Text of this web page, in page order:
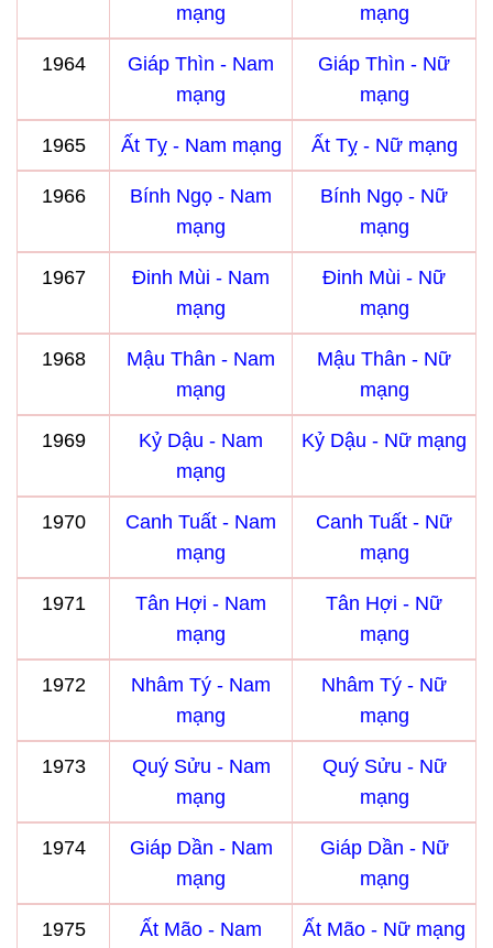
mạng
mạng
1964
Giáp Thìn - Nam
mạng
Giáp Thìn - Nữ
mạng
1965 Ất Tỵ - Nam mạng Ất Tỵ - Nữ mạng
1966
Bính Ngọ - Nam
mạng
Bính Ngọ - Nữ
mạng
1967
Đinh Mùi - Nam
mạng
Đinh Mùi - Nữ
mạng
1968
Mậu Thân - Nam
mạng
Mậu Thân - Nữ
mạng
1969
Kỷ Dậu - Nam
mạng
Kỷ Dậu - Nữ mạng
1970
Canh Tuất - Nam
mạng
Canh Tuất - Nữ
mạng
1971
Tân Hợi - Nam
mạng
Tân Hợi - Nữ
mạng
1972
Nhâm Tý - Nam
mạng
Nhâm Tý - Nữ
mạng
1973
Quý Sửu - Nam
mạng
Quý Sửu - Nữ
mạng
1974
Giáp Dần - Nam
mạng
Giáp Dần - Nữ
mạng
1975
Ất Mão - Nam
Ất Mão - Nữ mạng